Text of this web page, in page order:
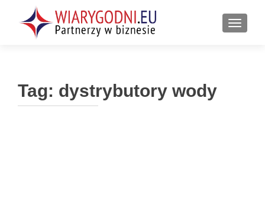
Tag: dystrybutory wody